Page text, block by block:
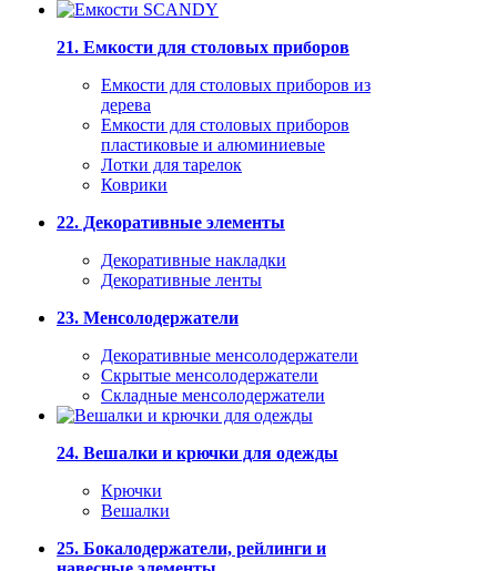
21. Емкости для столовых приборов
Емкости для столовых приборов из
дерева
Емкости для столовых приборов
пластиковые и алюминиевые
Лотки для тарелок
Коврики
22. Декоративные элементы
Декоративные накладки
Декоративные ленты
23. Менсолодержатели
Декоративные менсолодержатели
Скрытые менсолодержатели
Складные менсолодержатели
24. Вешалки и крючки для одежды
Крючки
Вешалки
25. Бокалодержатели, рейлинги и